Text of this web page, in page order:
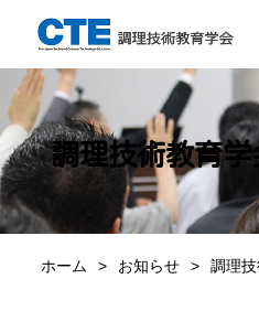
調理技術教育
ホーム お知らせ 調理